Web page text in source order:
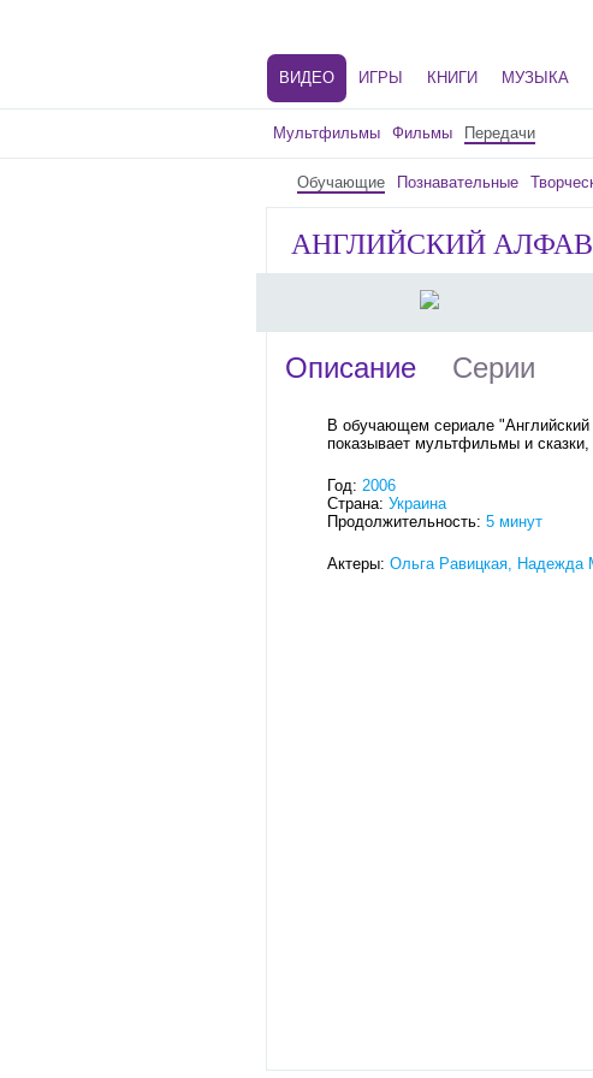
ВИДЕО ИГРЫ КНИГИ МУЗЫКА
Мультфильмы Фильмы Передачи
Обучающие Познавательные
АНГЛИЙСКИЙ
Описание Серии
В обучающем сериале "Английский
показывает мультфильмы и
Год: 2006
Страна: Украина
Продолжительность: 5 минут
Актеры: Ольга Равицкая, Надежда